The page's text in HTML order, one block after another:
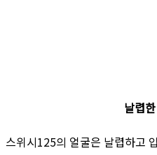
날렵
스위시125의 얼굴은 날렵하고